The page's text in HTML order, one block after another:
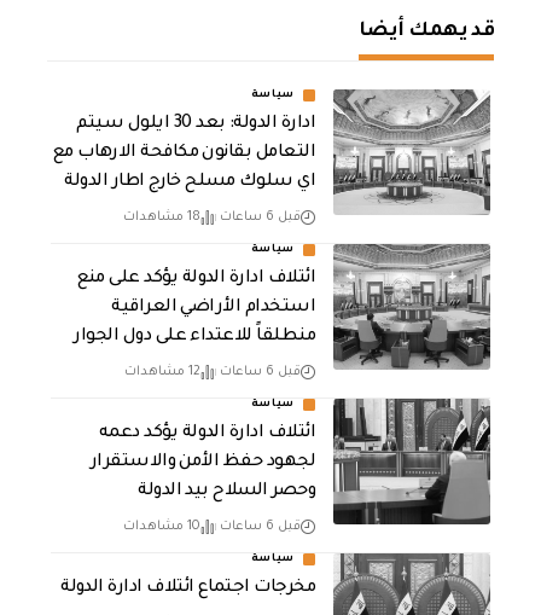
قد يهمك أيضا
سياسة
ادارة الدولة: بعد 30 ايلول سيتم
التعامل بقانون مكافحة الارهاب مع
اي سلوك مسلح خارج اطار الدولة
قبل 6 ساعات 18 مشاهدات
سياسة
ائتلاف ادارة الدولة يؤكد على منع
استخدام الأراضي العراقية
منطلقاً للاعتداء على دول الجوار
قبل 6 ساعات 12 مشاهدات
سياسة
ائتلاف ادارة الدولة يؤكد دعمه
لجهود حفظ الأمن والاستقرار
وحصر السلاح بيد الدولة
قبل 6 ساعات 10 مشاهدات
سياسة
مخرجات اجتماع ائتلاف ادارة الدولة